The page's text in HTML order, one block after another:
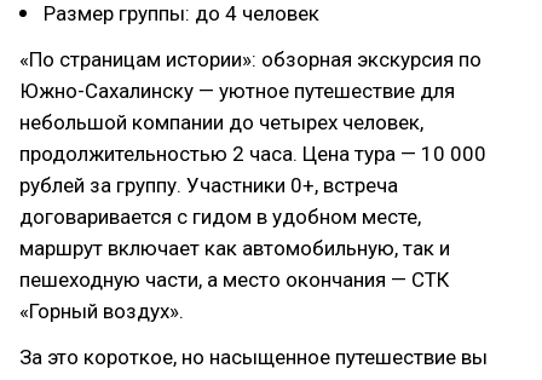
Размер группы: до 4 человек
«По страницам истории»: обзорная экскурсия по
Южно-Сахалинску — уютное путешествие для
небольшой компании до четырех человек,
продолжительностью 2 часа. Цена тура — 10 000
рублей за группу. Участники 0+, встреча
договаривается с гидом в удобном месте,
маршрут включает как автомобильную, так и
пешеходную части, а место окончания — СТК
«Горный воздух».
За это короткое, но насыщенное путешествие вы